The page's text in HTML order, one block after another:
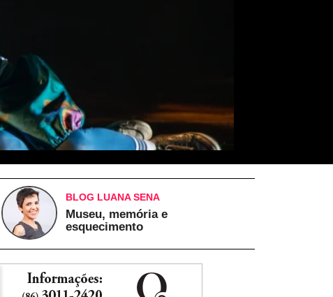
BLOG LUANA SENA
Museu, memória e
esquecimento